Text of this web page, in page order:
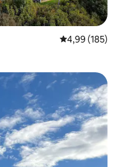
Gemiddelde
4,99 (185)